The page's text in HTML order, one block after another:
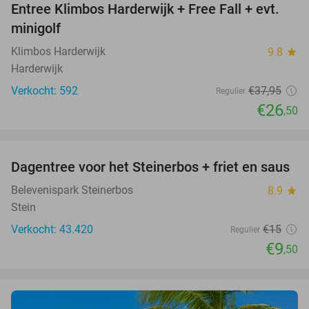
30%
Entree Klimbos Harderwijk + Free Fall + evt.
minigolf
Klimbos Harderwijk 9.8 star
Harderwijk
Verkocht: 592
Regulier €37,95
€26,50
37%
Dagentree voor het Steinerbos + friet en saus
Belevenispark Steinerbos 8.9 star
Stein
Verkocht: 43.420
Regulier €15
€9,50